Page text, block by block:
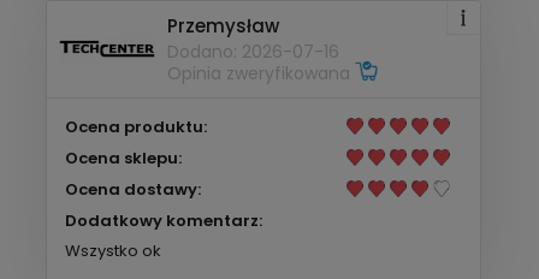
Przemysław
Dodano: 2026-07-16
Opinia zweryfikowana
Ocena produktu:
Ocena sklepu:
Ocena dostawy:
Dodatkowy komentarz:
Wszystko ok